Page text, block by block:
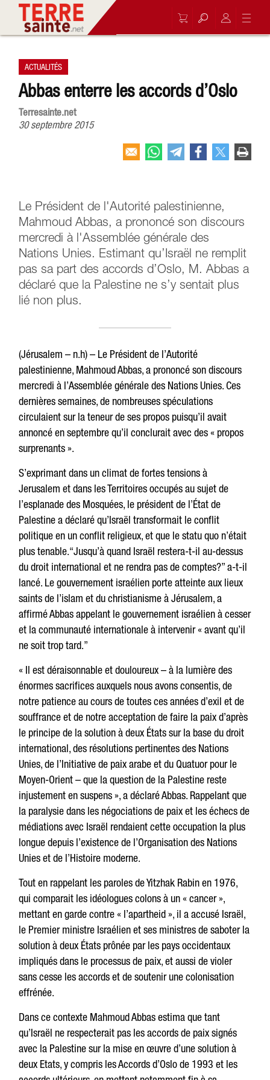
ACTUALITÉS
Abbas enterre les accords d’Oslo
Terresainte.net
30 septembre 2015
Le Président de l'Autorité palestinienne,
Mahmoud Abbas, a prononcé son discours
mercredi à l'Assemblée générale des
Nations Unies. Estimant qu’Israël ne remplit
pas sa part des accords d’Oslo, M. Abbas a
déclaré que la Palestine ne s’y sentait plus
lié non plus.
(Jérusalem – n.h) – Le Président de l’Autorité
palestinienne, Mahmoud Abbas, a prononcé son discours
mercredi à l’Assemblée générale des Nations Unies. Ces
dernières semaines, de nombreuses spéculations
circulaient sur la teneur de ses propos puisqu’il avait
annoncé en septembre qu’il conclurait avec des « propos
surprenants ».
S’exprimant dans un climat de fortes tensions à
Jerusalem et dans les Territoires occupés au sujet de
l’esplanade des Mosquées, le président de l’État de
Palestine a déclaré qu’Israël transformait le conflit
politique en un conflit religieux, et que le statu quo n’était
plus tenable.“Jusqu’à quand Israël restera-t-il au-dessus
du droit international et ne rendra pas de comptes?” a-t-il
lancé. Le gouvernement israélien porte atteinte aux lieux
saints de l’islam et du christianisme à Jérusalem, a
affirmé Abbas appelant le gouvernement israélien à cesser
et la communauté internationale à intervenir « avant qu’il
ne soit trop tard.”
« Il est déraisonnable et douloureux – à la lumière des
énormes sacrifices auxquels nous avons consentis, de
notre patience au cours de toutes ces années d’exil et de
souffrance et de notre acceptation de faire la paix d’après
le principe de la solution à deux États sur la base du droit
international, des résolutions pertinentes des Nations
Unies, de l’Initiative de paix arabe et du Quatuor pour le
Moyen-Orient – que la question de la Palestine reste
injustement en suspens », a déclaré Abbas. Rappelant que
la paralysie dans les négociations de paix et les échecs de
médiations avec Israël rendaient cette occupation la plus
longue depuis l’existence de l’Organisation des Nations
Unies et de l’Histoire moderne.
Tout en rappelant les paroles de Yitzhak Rabin en 1976,
qui comparait les idéologues colons à un « cancer »,
mettant en garde contre « l’apartheid », il a accusé Israël,
le Premier ministre Israélien et ses ministres de saboter la
solution à deux États prônée par les pays occidentaux
impliqués dans le processus de paix, et aussi de violer
sans cesse les accords et de soutenir une colonisation
effrénée.
Dans ce contexte Mahmoud Abbas estima que tant
qu’Israël ne respecterait pas les accords de paix signés
avec la Palestine sur la mise en œuvre d’une solution à
deux Etats, y compris les Accords d’Oslo de 1993 et les